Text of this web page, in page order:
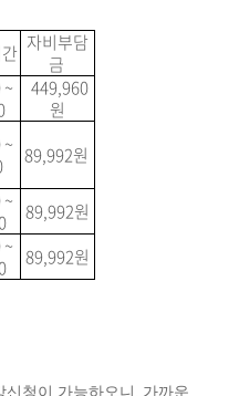
자비부담
금
449,960
원
89,992원
89,992원
89,992원
청이 가능하오니 , 가까운